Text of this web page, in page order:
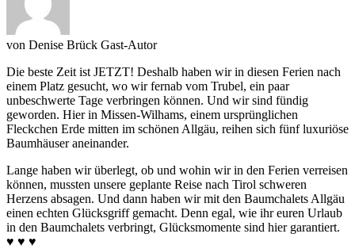
von Denise Brück Gast-Autor
Die beste Zeit ist JETZT! Deshalb haben wir in diesen Ferien nach
einem Platz gesucht, wo wir fernab vom Trubel, ein paar
unbeschwerte Tage verbringen können. Und wir sind fündig
geworden. Hier in Missen-Wilhams, einem ursprünglichen
Fleckchen Erde mitten im schönen Allgäu, reihen sich fünf luxuriöse
Baumhäuser aneinander.
Lange haben wir überlegt, ob und wohin wir in den Ferien verreisen
können, mussten unsere geplante Reise nach Tirol schweren
Herzens absagen. Und dann haben wir mit den Baumchalets Allgäu
einen echten Glücksgriff gemacht. Denn egal, wie ihr euren Urlaub
in den Baumchalets verbringt, Glücksmomente sind hier garantiert.
♥ ♥ ♥